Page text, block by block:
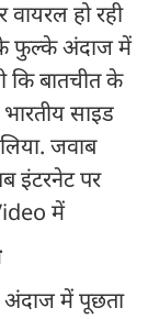
हो रही
फुल्के अंदाज में
कि बातचीत के
साइड
जवाब
इंटरनेट पर
में
अंदाज में पूछता